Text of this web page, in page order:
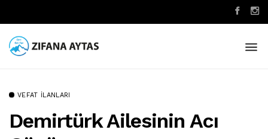
VEFAT İLANLARI
Demirtürk Ailesinin Acı